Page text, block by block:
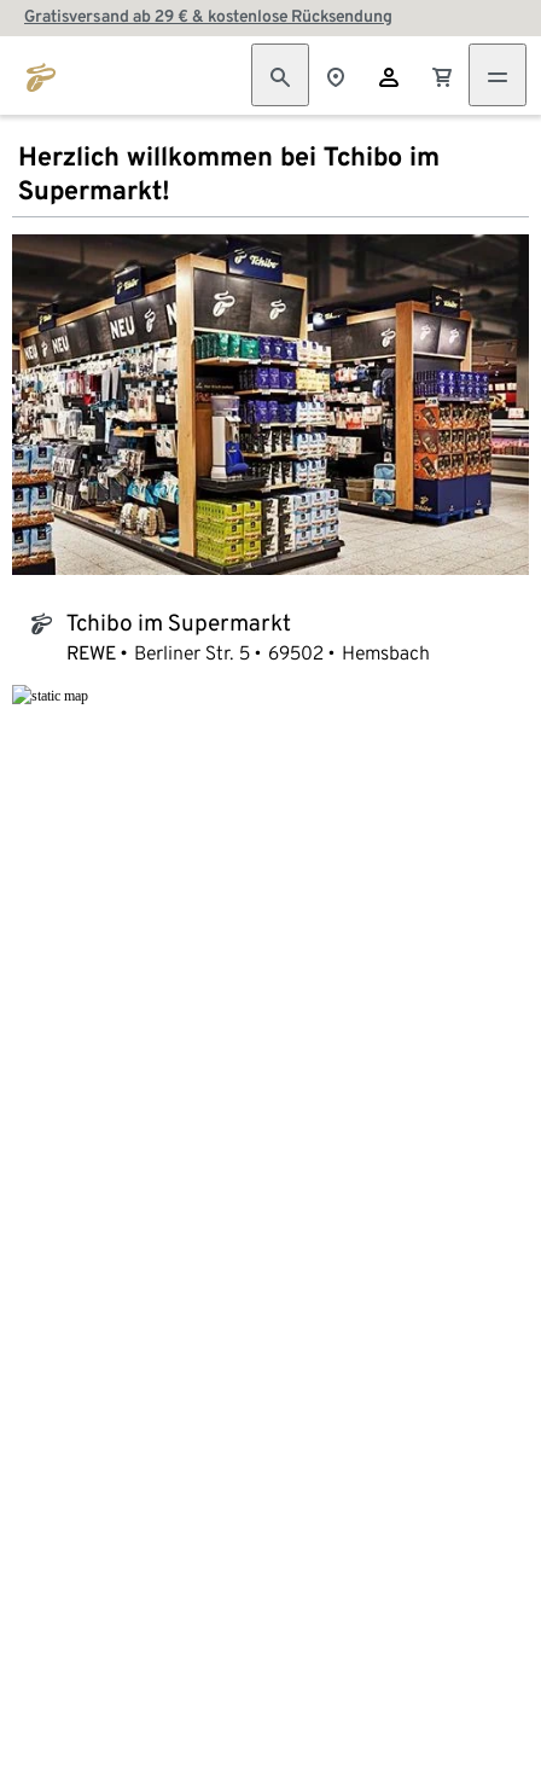
Gratisversand ab 29 € & kostenlose Rücksendung
Herzlich willkommen bei Tchibo im
Supermarkt!
tchibo_logo Tchibo im Supermarkt
REWE Berliner Str. 5 69502 Hemsbach